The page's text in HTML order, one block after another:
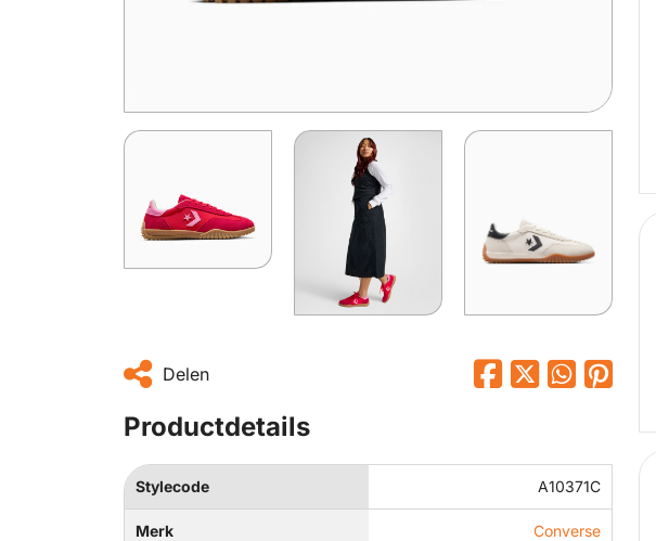
Delen
Productdetails
Stylecode A10371C
Merk Converse